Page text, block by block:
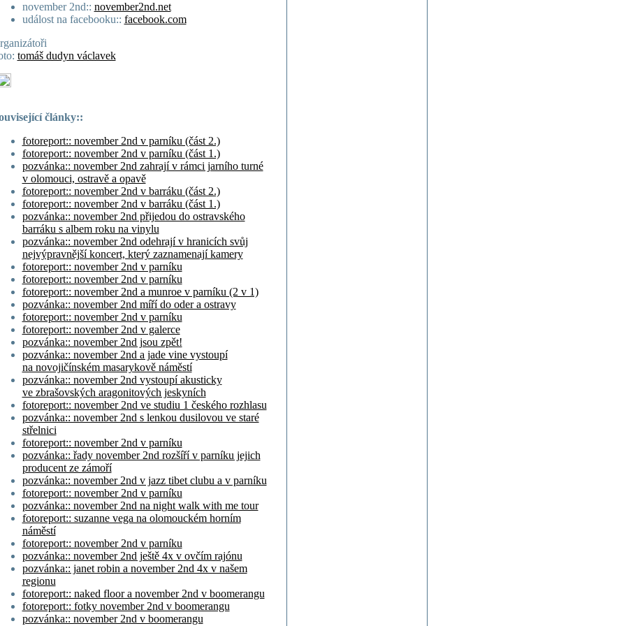
november 2nd:: november2nd.net
událost na facebooku:: facebook.com
tomáš dudyn václavek
články::
fotoreport:: november 2nd v parníku (část 2.)
fotoreport:: november 2nd v parníku (část 1.)
pozvánka:: november 2nd zahrají v rámci jarního turné
v olomouci, ostravě a opavě
fotoreport:: november 2nd v barráku (část 2.)
fotoreport:: november 2nd v barráku (část 1.)
pozvánka:: november 2nd přijedou do ostravského
barráku s albem roku na vinylu
pozvánka:: november 2nd odehrají v hranicích svůj
nejvýpravnější koncert, který zaznamenají kamery
fotoreport:: november 2nd v parníku
fotoreport:: november 2nd v parníku
fotoreport:: november 2nd a munroe v parníku (2 v 1)
pozvánka:: november 2nd míří do oder a ostravy
fotoreport:: november 2nd v parníku
fotoreport:: november 2nd v galerce
pozvánka:: november 2nd jsou zpět!
pozvánka:: november 2nd a jade vine vystoupí
na novojičínském masarykově náměstí
pozvánka:: november 2nd vystoupí akusticky
ve zbrašovských aragonitových jeskyních
fotoreport:: november 2nd ve studiu 1 českého rozhlasu
pozvánka:: november 2nd s lenkou dusilovou ve staré
střelnici
fotoreport:: november 2nd v parníku
pozvánka:: řady november 2nd rozšíří v parníku jejich
producent ze zámoří
pozvánka:: november 2nd v jazz tibet clubu a v parníku
fotoreport:: november 2nd v parníku
pozvánka:: november 2nd na night walk with me tour
fotoreport:: suzanne vega na olomouckém horním
náměstí
fotoreport:: november 2nd v parníku
pozvánka:: november 2nd ještě 4x v ovčím rajónu
pozvánka:: janet robin a november 2nd 4x v našem
regionu
fotoreport:: naked floor a november 2nd v boomerangu
fotoreport:: fotky november 2nd v boomerangu
pozvánka:: november 2nd v boomerangu